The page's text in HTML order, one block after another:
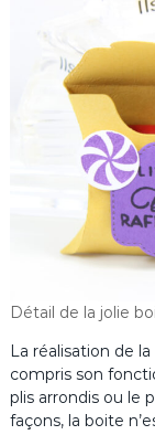
Détail de la jolie
La réalisation de
compris son
plis arrondis ou le
façons, la boite